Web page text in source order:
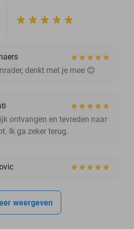
denkt met je mee 😊
ontvangen en tevreden naar
Ik ga zeker terug.
weergeven